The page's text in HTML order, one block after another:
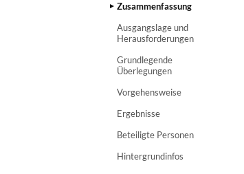
Zusammenfassung
Ausgangslage und
Herausforderungen
Grundlegende
Überlegungen
Vorgehensweise
Ergebnisse
Beteiligte Personen
Hintergrundinfos